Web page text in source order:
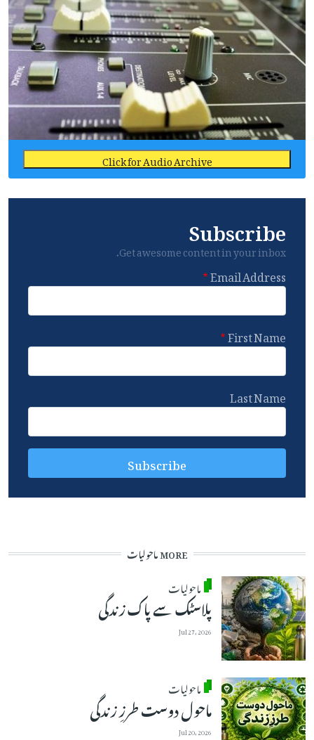
Click for Audio Archive
Subscribe
Get awesome content in your inbox.
Email Address
First Name
Last Name
MORE ماحولیات
ماحولیات
پلاسٹک سے پاک زندگی
Jul 27, 2026
ماحولیات
ماحول دوست طرزِ زندگی
Jul 20, 2026